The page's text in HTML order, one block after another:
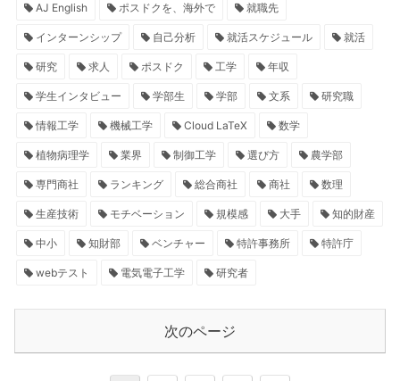
AJ English ポスドクを、海外で 就職先
インターンシップ 自己分析 就活スケジュール 就活
研究 求人 ポスドク 工学 年収
学生インタビュー 学部生 学部 文系 研究職
情報工学 機械工学 Cloud LaTeX 数学
植物病理学 業界 制御工学 選び方 農学部
専門商社 ランキング 総合商社 商社 数理
生産技術 モチベーション 規模感 大手 知的財産
中小 知財部 ベンチャー 特許事務所 特許庁
webテスト 電気電子工学 研究者
次のページ